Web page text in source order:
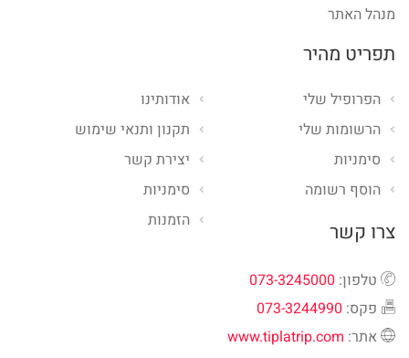
מנהל האתר
תפריט מהיר
אודותינו
תקנון ותנאי שימוש
יצירת קשר
סימניות
הזמנות
הפרופיל שלי
הרשומות שלי
סימניות
הוסף רשומה
צרו קשר
טלפון: 073-3245000
פקס: 073-3244990
אתר: www.tiplatrip.com